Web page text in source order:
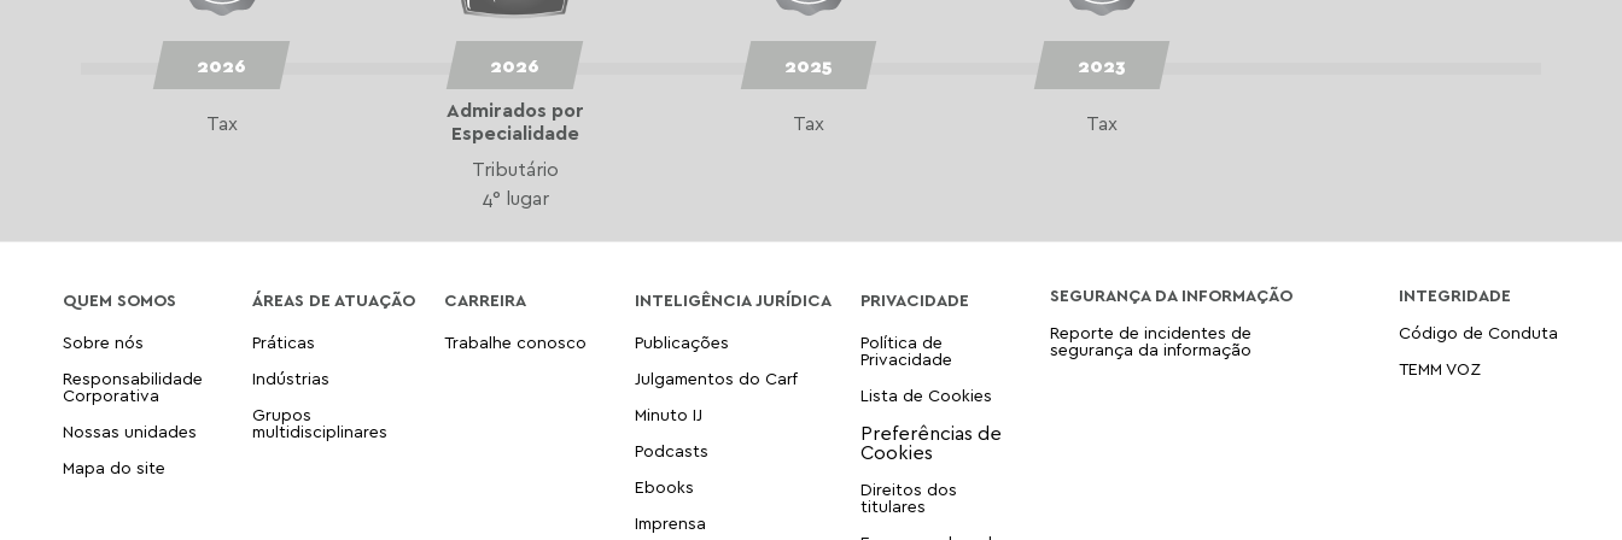
2026
Tax
2026
Admirados por
Especialidade
Tributário
4° lugar
2025
Tax
2023
Tax
QUEM SOMOS
Sobre nós
Responsabilidade
Corporativa
Nossas unidades
Mapa do site
ÁREAS DE ATUAÇÃO
Práticas
Indústrias
Grupos
multidisciplinares
CARREIRA
Trabalhe conosco
INTELIGÊNCIA JURÍDICA
Publicações
Julgamentos do Carf
Minuto IJ
Podcasts
Ebooks
Imprensa
PRIVACIDADE
Política de
Privacidade
Lista de Cookies
Direitos dos
titulares
SEGURANÇA DA INFORMAÇÃO
Reporte de incidentes de
segurança da informação
INTEGRIDADE
Código de Conduta
TEMM VOZ